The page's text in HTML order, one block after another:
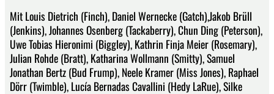
Mit Louis Dietrich (Finch), Daniel Wernecke (Gatch),Jakob Brüll
(Jenkins), Johannes Osenberg (Tackaberry), Chun Ding (Peterson),
Uwe Tobias Hieronimi (Biggley), Kathrin Finja Meier (Rosemary),
Julian Rohde (Bratt), Katharina Wollmann (Smitty), Samuel
Jonathan Bertz (Bud Frump), Neele Kramer (Miss Jones), Raphael
Dörr (Twimble), Lucía Bernadas Cavallini (Hedy LaRue), Silke